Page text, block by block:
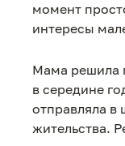
момент
интересы
Мама решила
в середине
отправляла в
жительства.